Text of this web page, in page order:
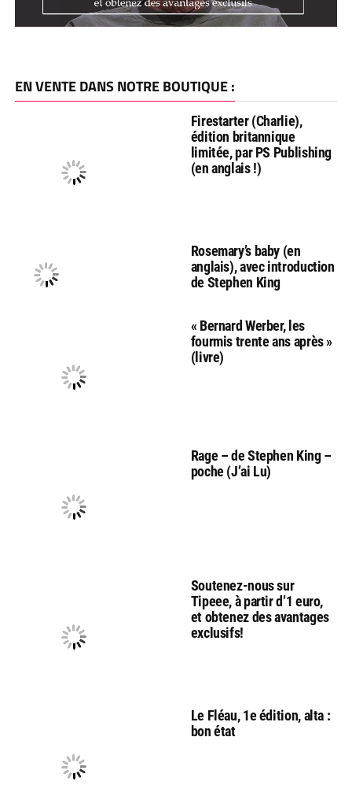
EN VENTE DANS NOTRE BOUTIQUE :
Firestarter (Charlie),
édition britannique
limitée, par PS Publishing
(en anglais !)
Rosemary’s baby (en
anglais), avec introduction
de Stephen King
« Bernard Werber, les
fourmis trente ans après »
(livre)
Rage – de Stephen King –
poche (J’ai Lu)
Soutenez-nous sur
Tipeee, à partir d’1 euro,
et obtenez des avantages
exclusifs!
Le Fléau, 1e édition, alta :
bon état